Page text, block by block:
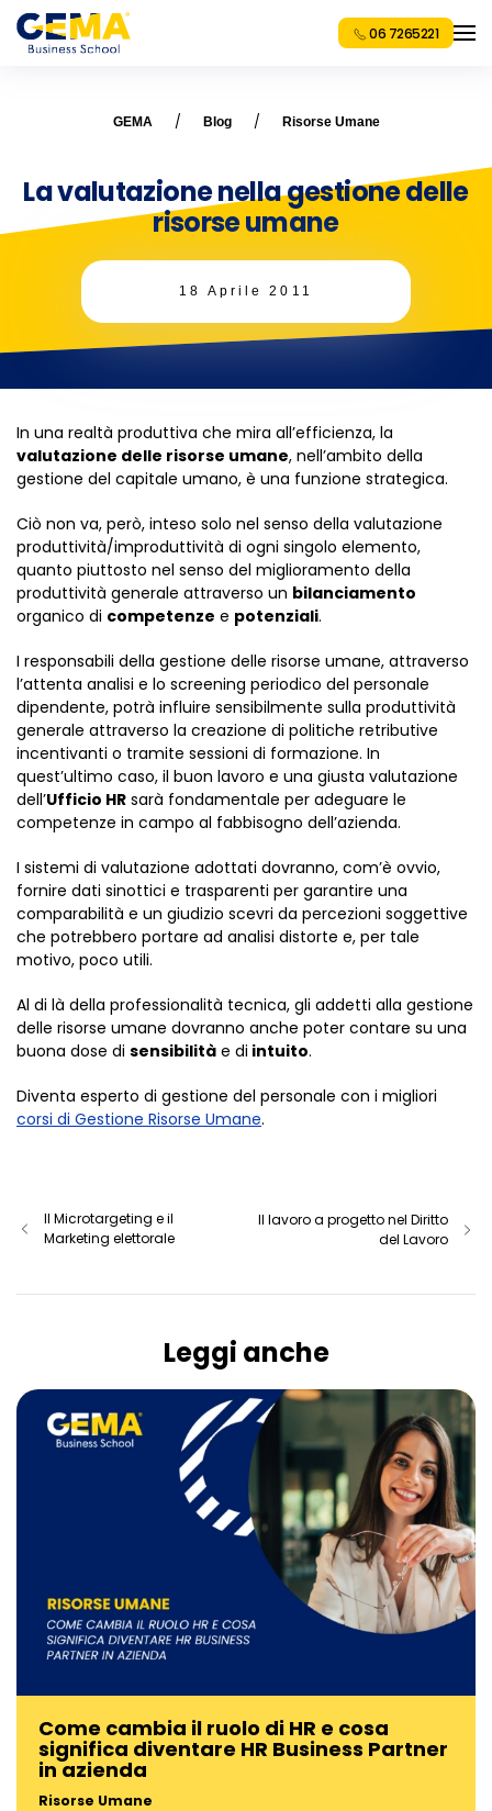
06 7265221
GEMA Blog Risorse Umane
La valutazione nella gestione delle
risorse umane
18 Aprile 2011
In una realtà produttiva che mira all’efficienza, la
valutazione delle risorse umane, nell’ambito della
gestione del capitale umano, è una funzione strategica.
Ciò non va, però, inteso solo nel senso della valutazione
produttività/improduttività di ogni singolo elemento,
quanto piuttosto nel senso del miglioramento della
produttività generale attraverso un bilanciamento
organico di competenze e potenziali.
I responsabili della gestione delle risorse umane, attraverso
l’attenta analisi e lo screening periodico del personale
dipendente, potrà influire sensibilmente sulla produttività
generale attraverso la creazione di politiche retributive
incentivanti o tramite sessioni di formazione. In
quest’ultimo caso, il buon lavoro e una giusta valutazione
dell’Ufficio HR sarà fondamentale per adeguare le
competenze in campo al fabbisogno dell’azienda.
I sistemi di valutazione adottati dovranno, com’è ovvio,
fornire dati sinottici e trasparenti per garantire una
comparabilità e un giudizio scevri da percezioni soggettive
che potrebbero portare ad analisi distorte e, per tale
motivo, poco utili.
Al di là della professionalità tecnica, gli addetti alla gestione
delle risorse umane dovranno anche poter contare su una
buona dose di sensibilità e di intuito.
Diventa esperto di gestione del personale con i migliori
corsi di Gestione Risorse Umane.
Il Microtargeting e il
Marketing elettorale
Il lavoro a progetto nel Diritto
del Lavoro
Leggi anche
Come cambia il ruolo di HR e cosa
significa diventare HR Business Partner
in azienda
Risorse Umane